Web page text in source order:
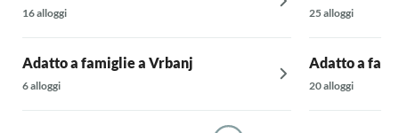
16 alloggi
Adatto a famiglie a Vrbanj
6 alloggi
25 alloggi
Adatto a
20 alloggi